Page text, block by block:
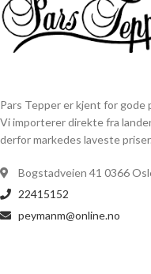
Pars Tepper er kjent for gode
Vi importerer direkte fra
derfor markedes laveste priser.
Bogstadveien 41 0366
22415152
peymanm@online.no